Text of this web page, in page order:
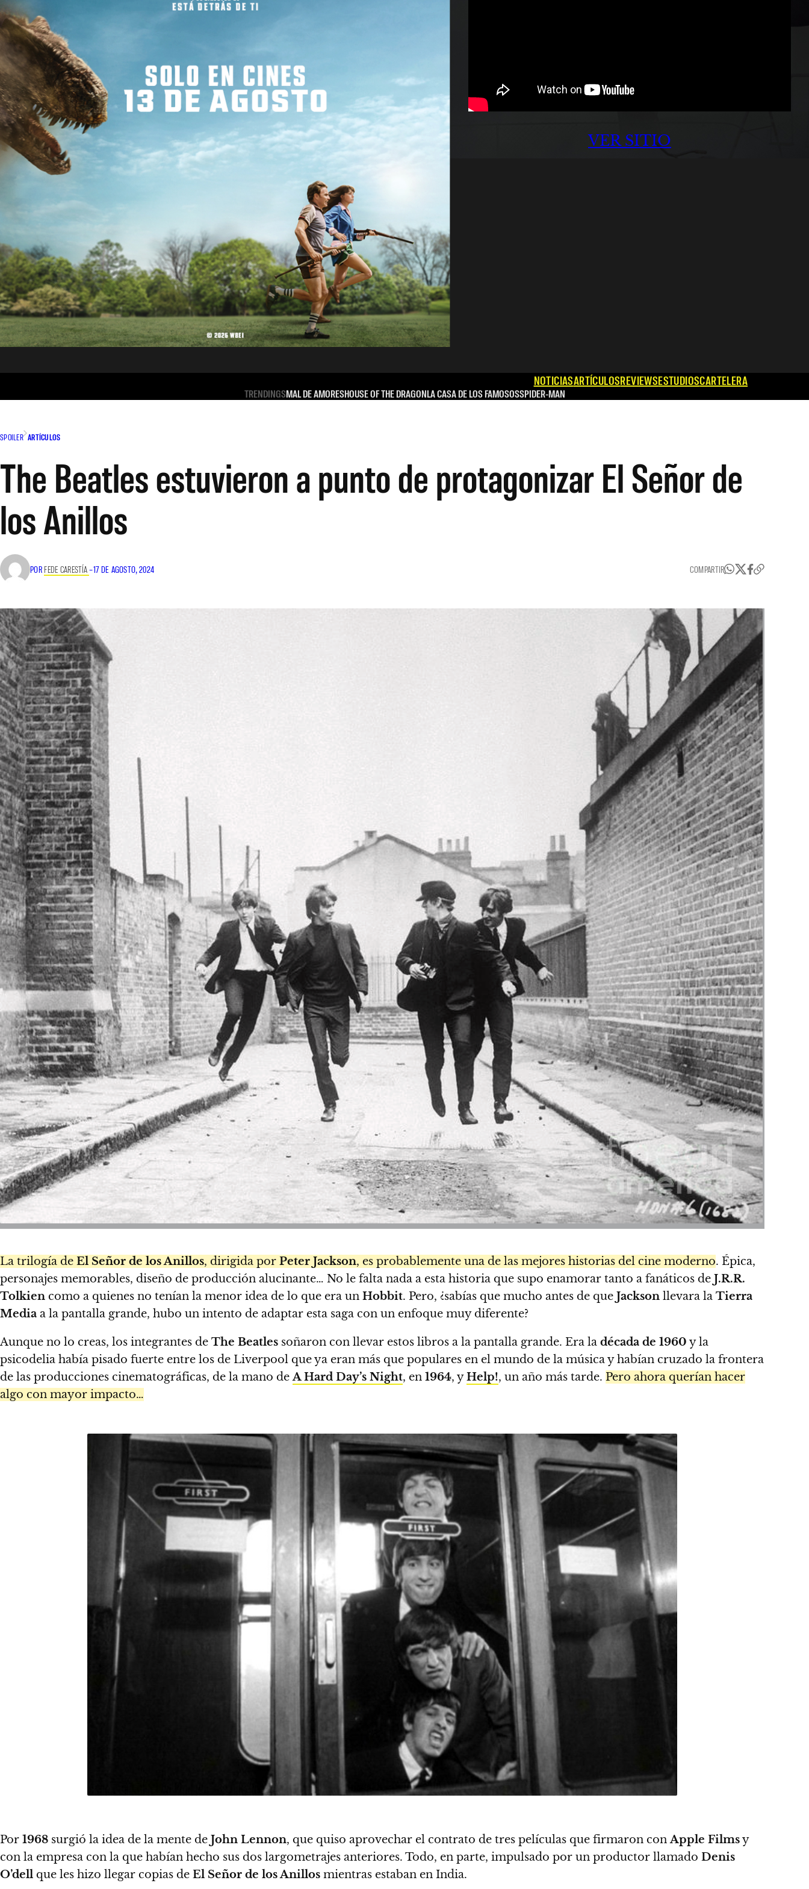
VER SITIO
NOTICIASARTÍCULOSREVIEWSESTUDIOSCARTELERA
TRENDINGSMAL DE AMORESHOUSE OF THE DRAGONLA CASA DE LOS FAMOSOSSPIDER-MAN
SPOILER ARTÍCULOS
The Beatles estuvieron a punto de protagonizar El Señor de
los Anillos
POR FEDE CARESTÍA–17 DE AGOSTO, 2024 COMPARTIR
La trilogía de El Señor de los Anillos, dirigida por Peter Jackson, es probablemente una de las mejores historias del cine moderno. Épica,
personajes memorables, diseño de producción alucinante… No le falta nada a esta historia que supo enamorar tanto a fanáticos de J.R.R.
Tolkien como a quienes no tenían la menor idea de lo que era un Hobbit. Pero, ¿sabías que mucho antes de que Jackson llevara la Tierra
Media a la pantalla grande, hubo un intento de adaptar esta saga con un enfoque muy diferente?
Aunque no lo creas, los integrantes de The Beatles soñaron con llevar estos libros a la pantalla grande. Era la década de 1960 y la
psicodelia había pisado fuerte entre los de Liverpool que ya eran más que populares en el mundo de la música y habían cruzado la frontera
de las producciones cinematográficas, de la mano deA Hard Day’s Night, en 1964, yHelp!, un año más tarde. Pero ahora querían hacer
algo con mayor impacto…
Por 1968 surgió la idea de la mente de John Lennon, que quiso aprovechar el contrato de tres películas que firmaron conApple Filmsy
con la empresa con la que habían hecho sus dos largometrajes anteriores. Todo, en parte, impulsado por un productor llamado Denis
O’dell que les hizo llegar copias de El Señor de los Anillos mientras estaban en India.